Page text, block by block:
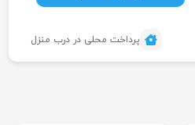
پرداخت محلی در درب منزل